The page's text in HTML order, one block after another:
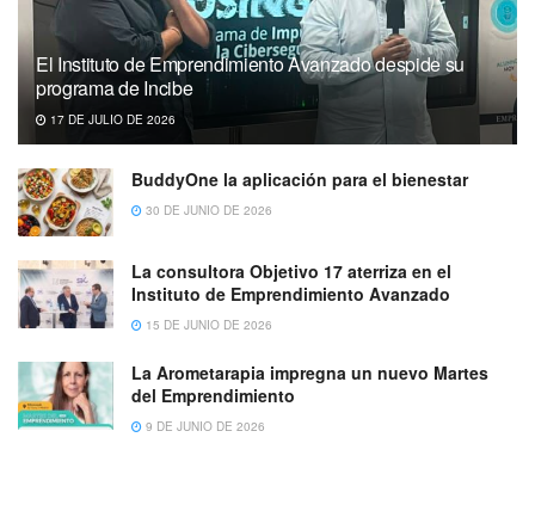
El Instituto de Emprendimiento Avanzado despide su
programa de Incibe
17 DE JULIO DE 2026
BuddyOne la aplicación para el bienestar
30 DE JUNIO DE 2026
La consultora Objetivo 17 aterriza en el
Instituto de Emprendimiento Avanzado
15 DE JUNIO DE 2026
La Arometarapia impregna un nuevo Martes
del Emprendimiento
9 DE JUNIO DE 2026